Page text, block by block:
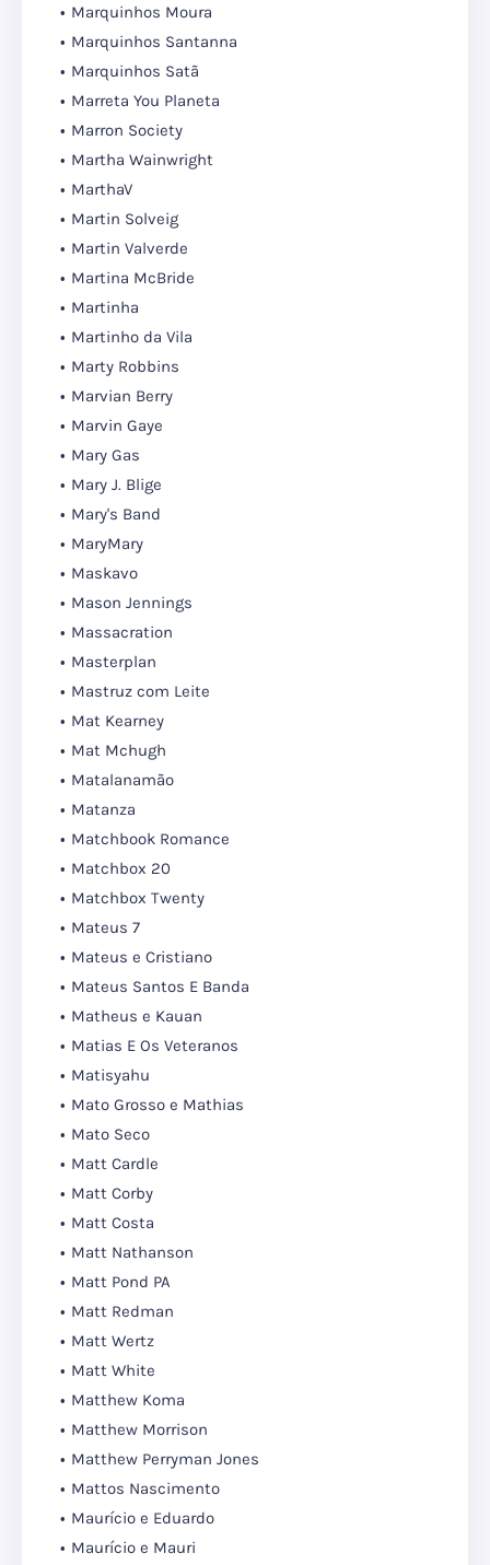
Marquinhos Moura
Marquinhos Santanna
Marquinhos Satã
Marreta You Planeta
Marron Society
Martha Wainwright
MarthaV
Martin Solveig
Martin Valverde
Martina McBride
Martinha
Martinho da Vila
Marty Robbins
Marvian Berry
Marvin Gaye
Mary Gas
Mary J. Blige
Mary's Band
MaryMary
Maskavo
Mason Jennings
Massacration
Masterplan
Mastruz com Leite
Mat Kearney
Mat Mchugh
Matalanamão
Matanza
Matchbook Romance
Matchbox 20
Matchbox Twenty
Mateus 7
Mateus e Cristiano
Mateus Santos E Banda
Matheus e Kauan
Matias E Os Veteranos
Matisyahu
Mato Grosso e Mathias
Mato Seco
Matt Cardle
Matt Corby
Matt Costa
Matt Nathanson
Matt Pond PA
Matt Redman
Matt Wertz
Matt White
Matthew Koma
Matthew Morrison
Matthew Perryman Jones
Mattos Nascimento
Maurício e Eduardo
Maurício e Mauri